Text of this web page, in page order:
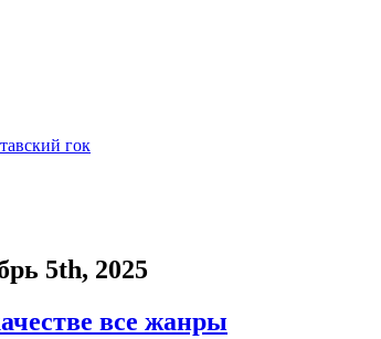
5th, 2025
все жанры